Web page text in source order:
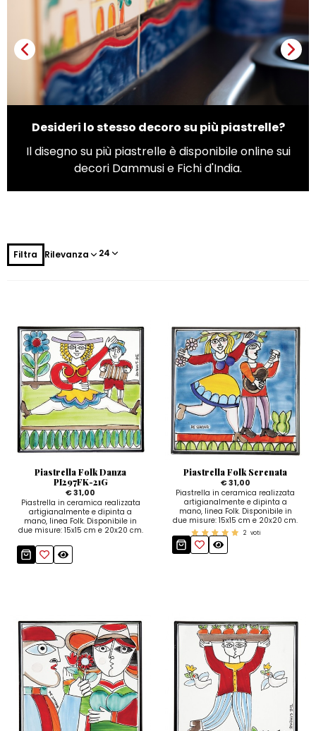
Desideri lo stesso decoro su più piastrelle?
Il disegno su più piastrelle è disponibile online sui
decori Dammusi e Fichi d'India.
Filtra Rilevanza 24
Piastrella Folk Danza
PI297FK-21G
€ 31,00
Piastrella in ceramica realizzata
artigianalmente e dipinta a
mano, linea Folk. Disponibile in
due misure: 15x15 cm e 20x20 cm.
Piastrella Folk Serenata
€ 31,00
Piastrella in ceramica realizzata
artigianalmente e dipinta a
mano, linea Folk. Disponibile in
due misure: 15x15 cm e 20x20 cm.
2 voti
Zuccheriere